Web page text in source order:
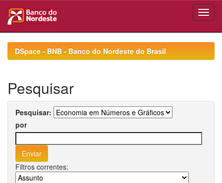
navigationDSpace - BNB - Banco do Nordeste do Brasil
Pesquisar
Pesquisar:
por
Filtros correntes: